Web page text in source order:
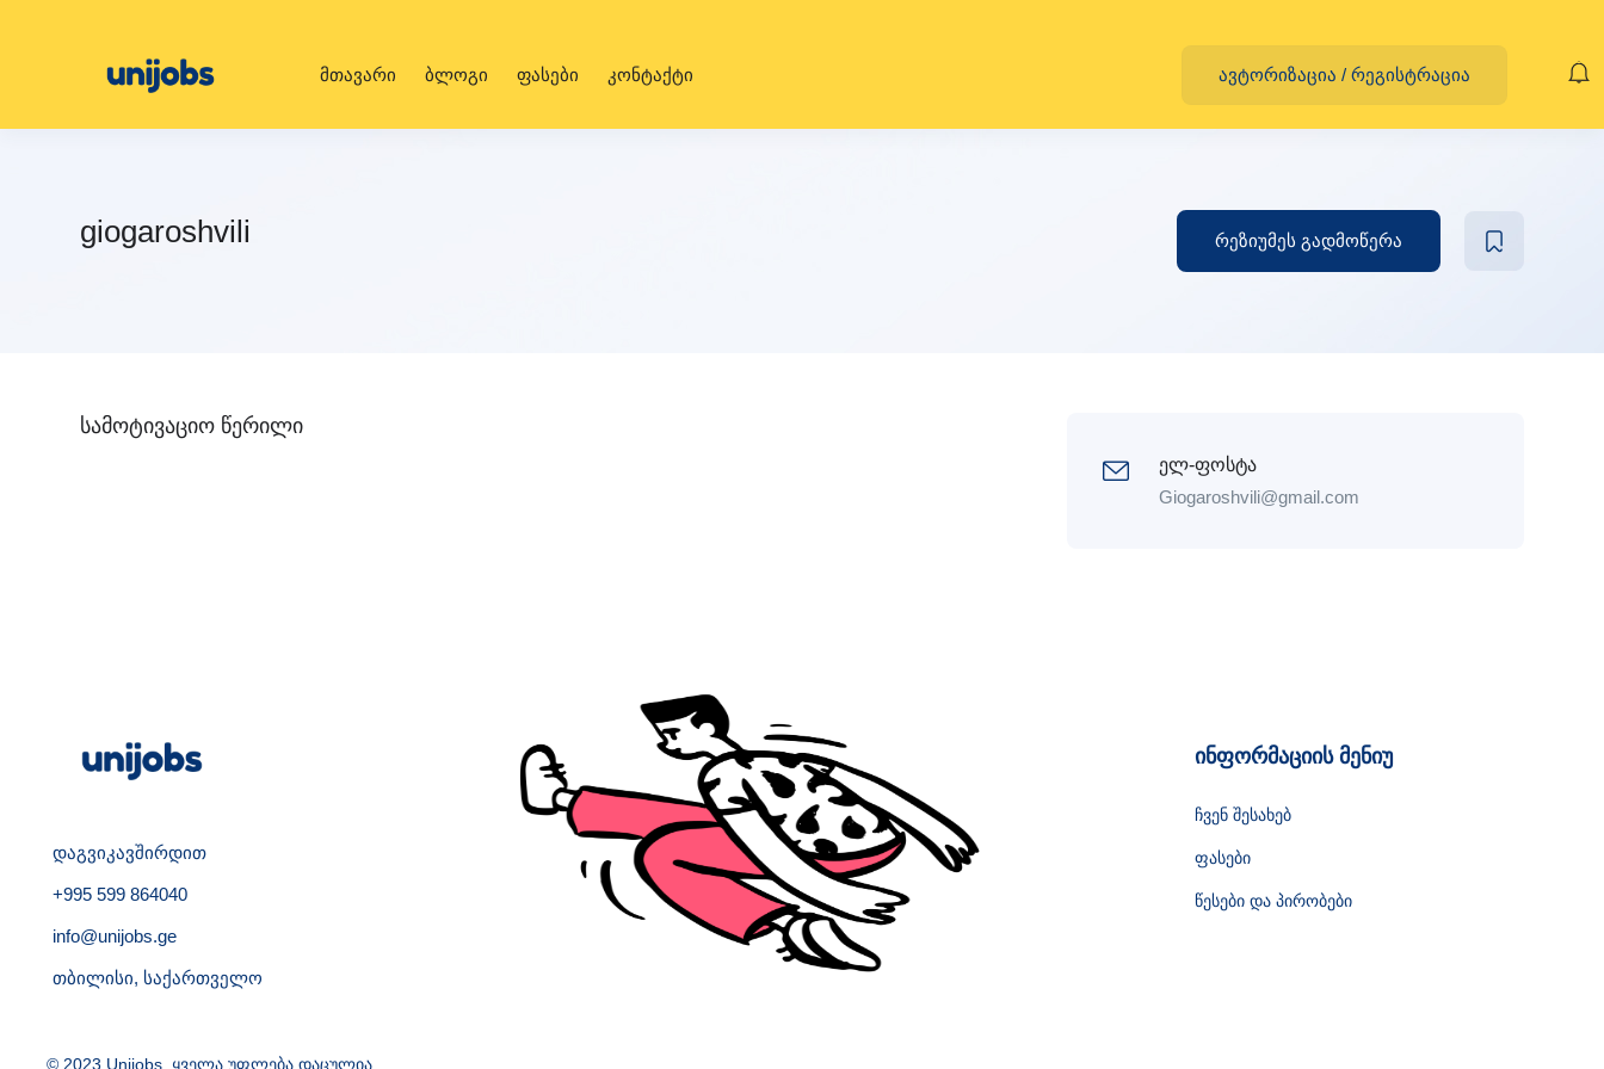
მთავარი ბლოგი ფასები კონტაქტი ავტორიზაცია / რეგისტრაცია
giogaroshvili რეზიუმეს გადმოწერა
სამოტივაციო წერილი
ელ-ფოსტა
Giogaroshvili@gmail.com
დაგვიკავშირდით
+995 599 864040
info@unijobs.ge
თბილისი, საქართველო
ინფორმაციის მენიუ
ჩვენ შესახებ
ფასები
წესები და პირობები
© 2023 Unijobs. ყველა უფლება დაცულია.